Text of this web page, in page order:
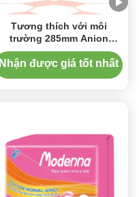
Tương thích với môi
trường 285mm Anion
Sanitary Napkins Ion âm
Maternity Sanitary Towel
Nhận được giá tốt nhất